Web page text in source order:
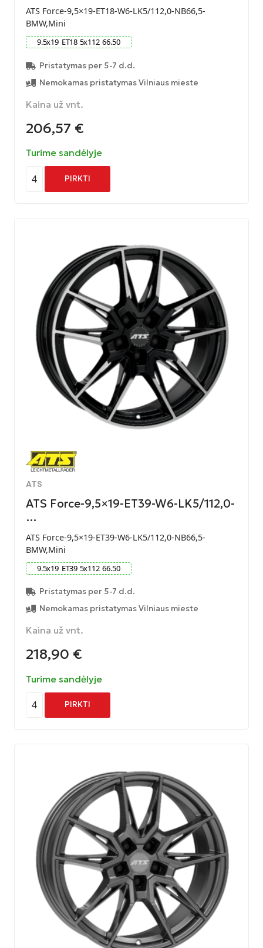
ATS Force-9,5×19-ET18-W6-LK5/112,0-NB66,5-
BMW,Mini
9.5x19 ET18 5x112 66.50
Pristatymas per 5-7 d.d.
Nemokamas pristatymas Vilniaus mieste
Kaina už vnt.
206,57 €
Turime sandėlyje
4 PIRKTI
ATS
ATS Force-9,5×19-ET39-W6-LK5/112,0-
…
ATS Force-9,5×19-ET39-W6-LK5/112,0-NB66,5-
BMW,Mini
9.5x19 ET39 5x112 66.50
Pristatymas per 5-7 d.d.
Nemokamas pristatymas Vilniaus mieste
Kaina už vnt.
218,90 €
Turime sandėlyje
4 PIRKTI